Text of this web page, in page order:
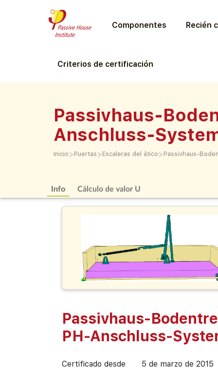
Componentes Recién
Criterios de certificación
Passivhaus-
Anschluss-
Inicio > Puertas > Escaleras del ático > Passivhaus-
Info Cálculo de valor U
Passivhaus-
PH-Anschluss-
Certificado desde 5 de marzo de 2015